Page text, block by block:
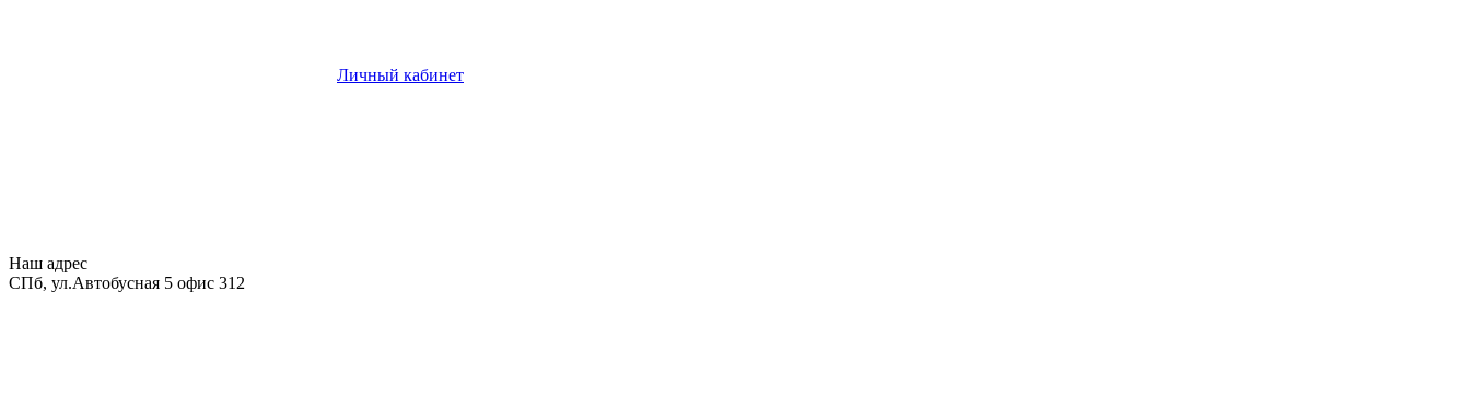
Личный кабинет
Наш адрес
СПб, ул.Автобусная 5 офис 312